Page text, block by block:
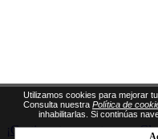
¡Gestiona tus eventos con
Utilizamos cookies para mejorar
Consulta nuestra Política de
inhabilitarlas. Si continúas